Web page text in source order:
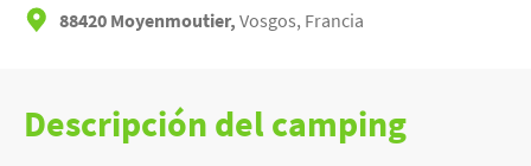
88420 Moyenmoutier, Vosgos, Francia
Descripción del camping